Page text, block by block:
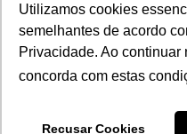
Utilizamos cookies
semelhantes de acordo
Privacidade. Ao continuar
concorda com estas
Recusar Cookies
Faça download do
Play Store e App Store
Todos os direitos